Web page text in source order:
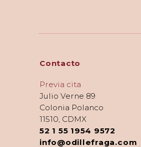
Contacto
Previa cita
Julio Verne 89
Colonia Polanco
11510, CDMX
52 1 55 1954 9572
info@odillefraga.com